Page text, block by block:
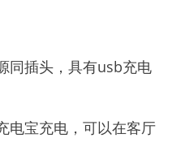
同插头，具有usb充电
电宝充电，可以在客厅